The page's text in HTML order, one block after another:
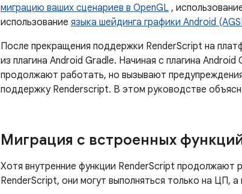
миграцию ваших сценариев в OpenGL ,
использование языка шейдинга графики Android
После прекращения поддержки RenderScript на
из плагина Android Gradle. Начиная с плагина
продолжают работать, но вызывают
поддержку Renderscript. В этом руководстве
Миграция с встроенных
Хотя внутренние функции RenderScript продолжают
RenderScript, они могут выполняться только на ЦП,